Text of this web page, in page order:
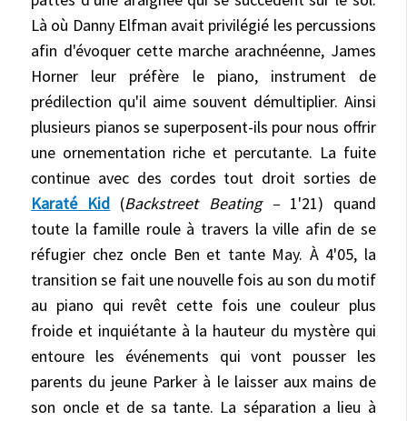
Là où Danny Elfman avait privilégié les percussions
afin d'évoquer cette marche arachnéenne, James
Horner leur préfère le piano, instrument de
prédilection qu'il aime souvent démultiplier. Ainsi
plusieurs pianos se superposent-ils pour nous offrir
une ornementation riche et percutante. La fuite
continue avec des cordes tout droit sorties de
Karaté Kid (Backstreet Beating –1'21) quand
toute la famille roule à travers la ville afin de se
réfugier chez oncle Ben et tante May. À 4'05, la
transition se fait une nouvelle fois au son du motif
au piano qui revêt cette fois une couleur plus
froide et inquiétante à la hauteur du mystère qui
entoure les événements qui vont pousser les
parents du jeune Parker à le laisser aux mains de
son oncle et de sa tante. La séparation a lieu à